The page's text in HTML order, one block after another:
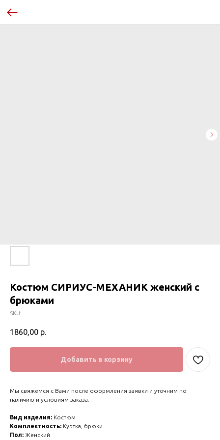
Костюм СИРИУС-МЕХАНИК женский с
брюками
SKU:
1860,00 р.
Добавить в корзину
Мы свяжемся с Вами после оформления заявки и уточним по
наличию и условиям заказа.
Вид изделия: Костюм
Комплектность: Куртка, брюки
Пол: Женский